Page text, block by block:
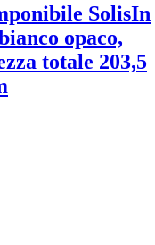
SolisIn
opaco,
totale 203,5